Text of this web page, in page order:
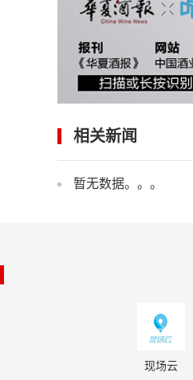
相关新闻
暂无数据。。。
现场云